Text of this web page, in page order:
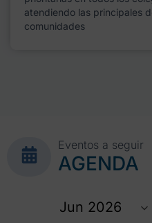
atendiendo las principales
comunidades
Eventos a seguir
AGENDA